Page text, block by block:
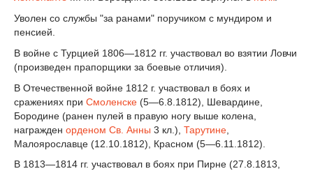
Уволен со службы "за ранами" поручиком с мундиром и
пенсией.
В войне с Турцией 1806—1812 гг. участвовал во взятии Ловчи
(произведен прапорщики за боевые отличия).
В Отечественной войне 1812 г. участвовал в боях и
сражениях при Смоленске (5—6.8.1812), Шевардине,
Бородине (ранен пулей в правую ногу выше колена,
награжден орденом Св. Анны 3 кл.), Тарутине
Малоярославце (12.10.1812), Красном (5—6.11.1812).
В 1813—1814 гг. участвовал в боях при Пирне (27.8.1813,